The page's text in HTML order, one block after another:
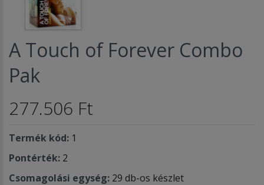
A Touch of Forever Combo
Pak
277.506 Ft
Termék kód: 1
Pontérték: 2
Csomagolási egység: 29 db-os készlet